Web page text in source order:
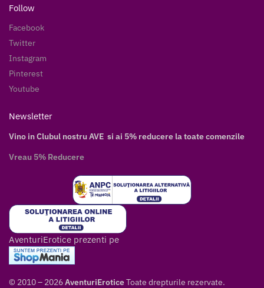
Follow
Facebook
Twitter
Instagram
Pinterest
Youtube
Newsletter
Vino in Clubul nostru AVE si ai 5% reducere la toate comenzile
Vreau 5% Reducere
AventuriErotice prezenti pe
© 2010 – 2026AventuriEroticeToate drepturile rezervate.